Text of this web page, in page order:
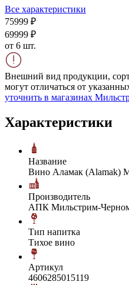
Все характеристики
75999 ₽
69999 ₽
от 6 шт.
Внешний вид продукции,
могут отличаться от
уточнить в магазинах
Характеристики
Название
Вино Аламак (Alamak)
Производитель
АПК Мильстрим-
Тип напитка
Тихое вино
Артикул
4606285015119